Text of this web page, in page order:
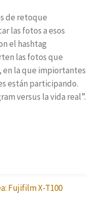
de retoque
las fotos a esos
el hashtag
las fotos que
en la que impiortantes
están participando.
versus la vida real”.
Fujifilm X-T100